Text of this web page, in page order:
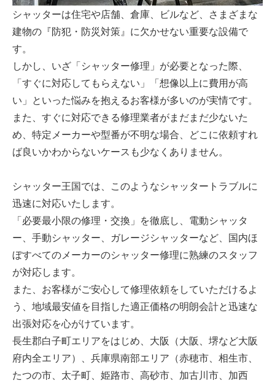
シャッターは住宅や店舗、倉庫、ビルなど、さまざまな
建物の『防犯・防災対策』に欠かせない重要な設備で
す。
しかし、いざ「シャッター修理」が必要となった際、
「すぐに対応してもらえない」「想像以上に費用が高
い」といった悩みを抱えるお客様が多いのが実情です。
また、すぐに対応できる修理業者がまだまだ少ないた
め、特定メーカーや型番が不明な場合、どこに依頼すれ
ば良いかわからないケースも少なくありません。
シャッター王国では、このようなシャッタートラブルに
迅速に対応いたします。
「必要最小限の修理・交換」を徹底し、電動シャッタ
ー、手動シャッター、ガレージシャッターなど、国内ほ
ぼすべてのメーカーのシャッター修理に熟練のスタッフ
が対応します。
また、お客様がご安心して修理依頼をしていただけるよ
う、地域最安値を目指した適正価格の明朗会計と迅速な
出張対応を心がけています。
長生郡白子町エリアをはじめ、大阪（大阪、堺など大阪
府内全エリア）、兵庫県南部エリア（赤穂市、相生市、
たつの市、太子町、姫路市、高砂市、加古川市、加西